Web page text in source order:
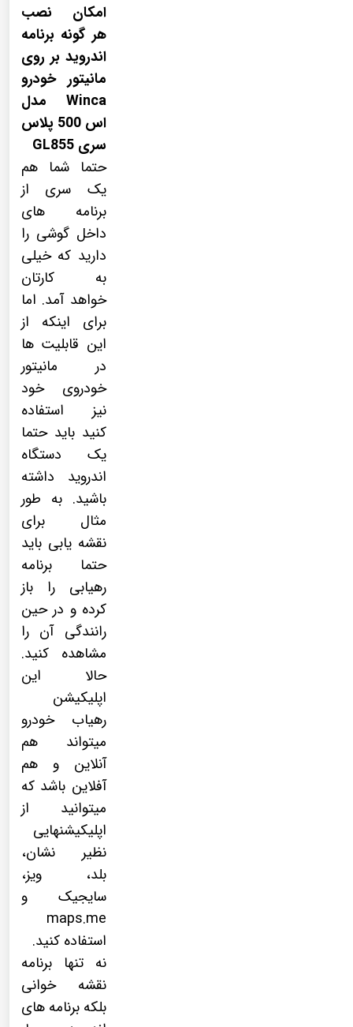
امکان نصب
هر گونه برنامه
اندروید بر روی
مانیتور خودرو
Winca مدل
اس 500 پلاس
سری GL855
حتما شما هم
یک سری از
برنامه های
داخل گوشی را
دارید که خیلی
به کارتان
خواهد آمد. اما
برای اینکه از
این قابلیت ها
در مانیتور
خودروی خود
نیز استفاده
کنید باید حتما
یک دستگاه
اندروید داشته
باشید. به طور
مثال برای
نقشه یابی باید
حتما برنامه
رهیابی را باز
کرده و در حین
رانندگی آن را
مشاهده کنید.
حالا این
اپلیکیشن
رهیاب خودرو
میتواند هم
آنلاین و هم
آفلاین باشد که
میتوانید از
اپلیکیشنهایی
نظیر نشان،
بلد، ویز،
سایجیک و
maps.me
استفاده کنید.
نه تنها برنامه
نقشه خوانی
بلکه برنامه های